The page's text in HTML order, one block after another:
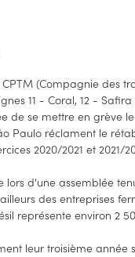
(Compagnie des
11 - Coral, 12 -
de se mettre en grève
Paulo réclament le
2020/2021 et 2021/
lors d'une assemblée
des entreprises
représente environ 2
leur troisième année